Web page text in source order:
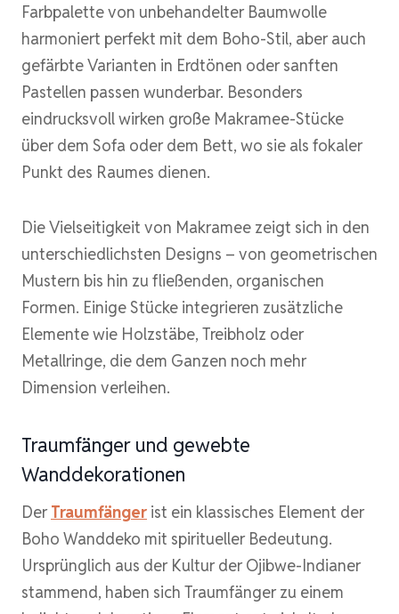
Farbpalette von unbehandelter Baumwolle
harmoniert perfekt mit dem Boho-Stil, aber auch
gefärbte Varianten in Erdtönen oder sanften
Pastellen passen wunderbar. Besonders
eindrucksvoll wirken große Makramee-Stücke
über dem Sofa oder dem Bett, wo sie als fokaler
Punkt des Raumes dienen.
Die Vielseitigkeit von Makramee zeigt sich in den
unterschiedlichsten Designs – von geometrischen
Mustern bis hin zu fließenden, organischen
Formen. Einige Stücke integrieren zusätzliche
Elemente wie Holzstäbe, Treibholz oder
Metallringe, die dem Ganzen noch mehr
Dimension verleihen.
Traumfänger und gewebte
Wanddekorationen
DerTraumfänger ist ein klassisches Element der
Boho Wanddeko mit spiritueller Bedeutung.
Ursprünglich aus der Kultur der Ojibwe-Indianer
stammend, haben sich Traumfänger zu einem